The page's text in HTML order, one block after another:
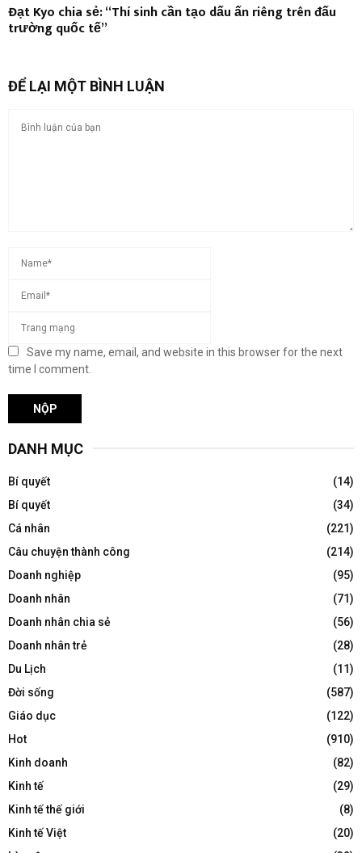
Đạt Kyo chia sẻ: “Thí sinh cần tạo dấu ấn riêng trên đấu
trường quốc tế”
ĐỂ LẠI MỘT BÌNH LUẬN
Save my name, email, and website in this browser for the next
time I comment.
DANH MỤC
Bí quyết
(14)
Bí quyết
(34)
Cá nhân
(221)
Câu chuyện thành công
(214)
Doanh nghiệp
(95)
Doanh nhân
(71)
Doanh nhân chia sẻ
(56)
Doanh nhân trẻ
(28)
Du Lịch
(11)
Đời sống
(587)
Giáo dục
(122)
Hot
(910)
Kinh doanh
(82)
Kinh tế
(29)
Kinh tế thế giới
(8)
Kinh tế Việt
(20)